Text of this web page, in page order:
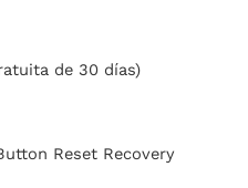
de 30 días)
Reset Recovery